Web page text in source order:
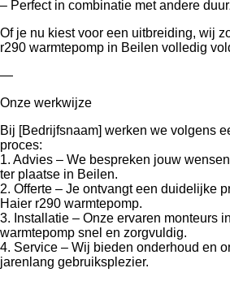
– Perfect in combinatie met andere
Of je nu kiest voor een uitbreiding, wij
r290 warmtepomp in Beilen volledig
—
Onze werkwijze
Bij [Bedrijfsnaam] werken we volgens
proces:
1. Advies – We bespreken jouw
ter plaatse in Beilen.
2. Offerte – Je ontvangt een duidelijke
Haier r290 warmtepomp.
3. Installatie – Onze ervaren monteurs
warmtepomp snel en zorgvuldig.
4. Service – Wij bieden onderhoud en
jarenlang gebruiksplezier.